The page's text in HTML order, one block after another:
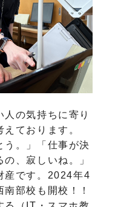
の気持ちに寄り
ております。
う。」「仕事が決
、寂しいね。」
産です。2024年4
部校も開校！！